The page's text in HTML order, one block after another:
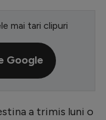
mai tari clipuri
Google
a trimis luni o